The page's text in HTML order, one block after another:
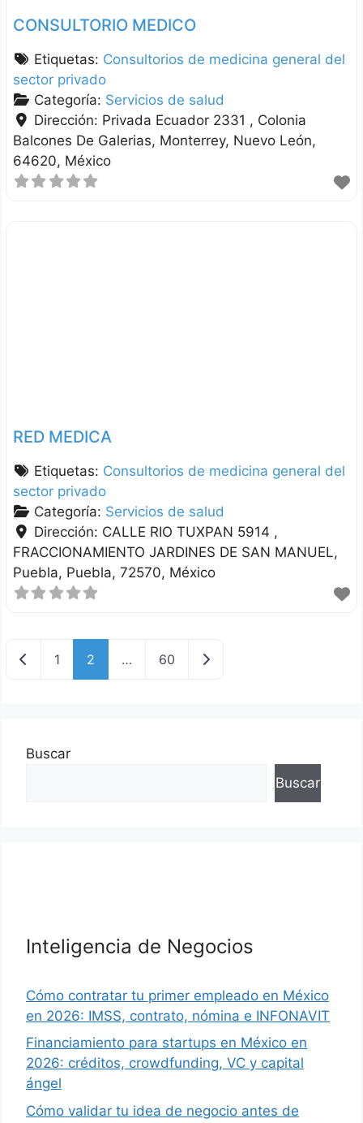
CONSULTORIO MEDICO
Etiquetas: Consultorios de medicina general del
sector privado
Categoría: Servicios de salud
Dirección: Privada Ecuador 2331 , Colonia
Balcones De Galerias Monterrey Nuevo León
64620 México
RED MEDICA
Etiquetas: Consultorios de medicina general del
sector privado
Categoría: Servicios de salud
Dirección: CALLE RIO TUXPAN 5914 ,
FRACCIONAMIENTO JARDINES DE SAN MANUEL
Puebla Puebla 72570 México
Nuevas entradas
1 2 … 60 Entradas anteriores
Buscar
Buscar
Inteligencia de Negocios
Cómo contratar tu primer empleado en México
en 2026: IMSS, contrato, nómina e INFONAVIT
Financiamiento para startups en México en
2026: créditos, crowdfunding, VC y capital
ángel
Cómo validar tu idea de negocio antes de